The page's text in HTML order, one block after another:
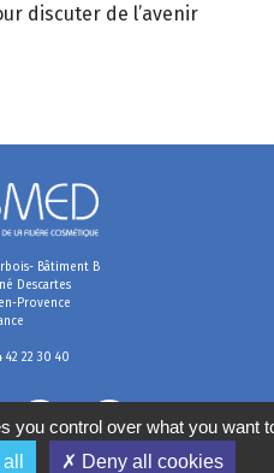
discuter de l’avenir
Bâtiment B
Descartes
Provence
42 22 30 40
you control over what you want
✗ Deny all cookies